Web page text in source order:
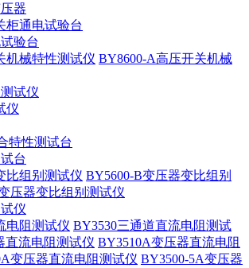
器
柜通电试验台
验台
机械特性测试仪 BY8600-A高压开关机械
试仪
仪
特性测试台
台
比组别测试仪 BY5600-B变压器变比组别
压器变比组别测试仪
仪
电阻测试仪 BY3530三通道直流电阻测试
直流电阻测试仪 BY3510A变压器直流电阻
变压器直流电阻测试仪 BY3500-5A变压器